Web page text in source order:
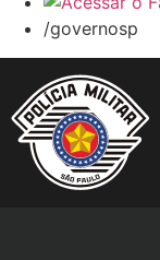
/governosp